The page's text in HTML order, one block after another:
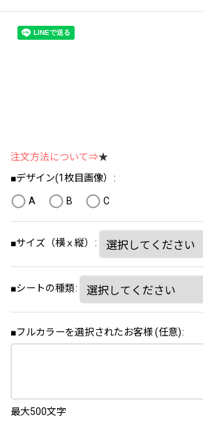
注文方法について⇒★
■デザイン(1枚目画像） :
A B C
■サイズ（横ⅹ縦） :
■シートの種類:
■フルカラーを選択されたお客様(任意):
最大500文字